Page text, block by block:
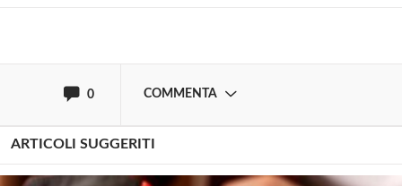
0 COMMENTA
ARTICOLI SUGGERITI